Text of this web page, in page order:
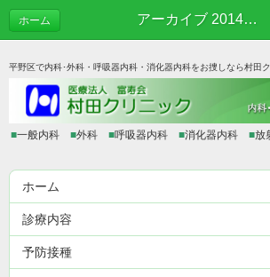
アーカイブ 2014年12月 | あれこれブログ
ホーム
平野区で内科･外科・呼吸器内科・消化器内科をお捜しなら村田
■一般内科 ■外科 ■呼吸器内科 ■消化器内科 ■放
ホーム
診療内容
予防接種